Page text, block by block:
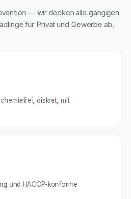
— wir decken alle gängigen
für Privat und Gewerbe ab.
diskret, mit
und HACCP-konforme